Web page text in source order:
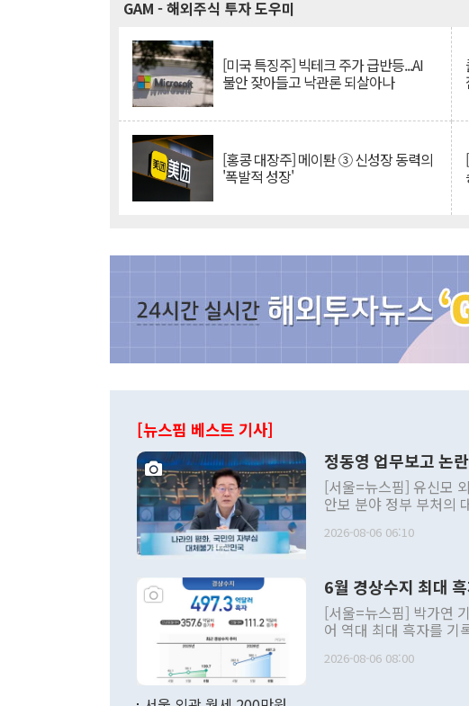
GAM - 해외주식 투자 도우미
[미국 특징주] 빅테크 주가 급반등...AI
불안 잦아들고 낙관론 되살아나
[홍콩 대장주] 메이퇀 ③ 신성장 동력의
'폭발적 성장'
[뉴스핌 베스트 기사]
정동영 업무보고 논란
[서울=뉴스핌] 유신모
안보 분야 정부 부처의
발언 중에는 정부 내 조
주의적 희망에 근거한
관의 대북 정책 관련 발
관 부처 장관이 공개적
관의 무리한 대북 접근
다. [정동영 통일부 장관이 지난달 23일 오후 서울 종로구 정부서울청사에
2026-08-06 06:10
6월 경상수지 최대
[서울=뉴스핌] 박가연
어 역대 최대 흑자를 기
료=한국은행] 한국은행이 6일 발표한 '2026년 6월 국제수지(잠정)'에 따르
2026-08-06 08:00